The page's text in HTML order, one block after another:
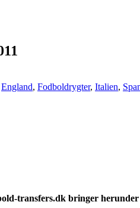
England, Fodboldrygter, Italien,
transfers.dk bringer herunder